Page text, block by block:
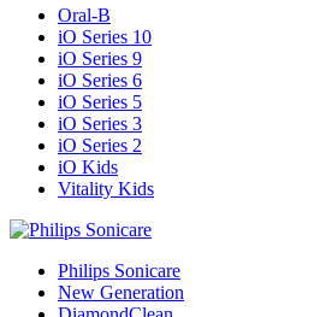
Oral-B
iO Series 10
iO Series 9
iO Series 6
iO Series 5
iO Series 3
iO Series 2
iO Kids
Vitality Kids
Philips Sonicare
New Generation